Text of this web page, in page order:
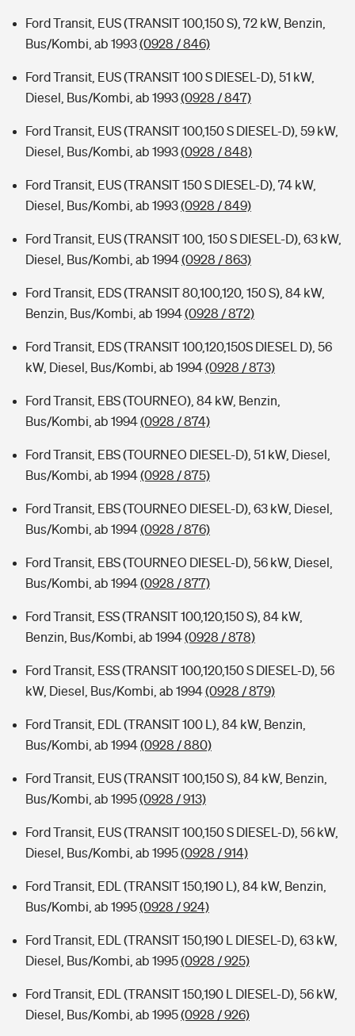
Ford Transit, EUS (TRANSIT 100,150 S), 72 kW, Benzin,
Bus/Kombi, ab 1993(0928 / 846)
Ford Transit, EUS (TRANSIT 100 S DIESEL-D), 51 kW,
Diesel, Bus/Kombi, ab 1993(0928 / 847)
Ford Transit, EUS (TRANSIT 100,150 S DIESEL-D), 59 kW,
Diesel, Bus/Kombi, ab 1993(0928 / 848)
Ford Transit, EUS (TRANSIT 150 S DIESEL-D), 74 kW,
Diesel, Bus/Kombi, ab 1993(0928 / 849)
Ford Transit, EUS (TRANSIT 100, 150 S DIESEL-D), 63 kW,
Diesel, Bus/Kombi, ab 1994(0928 / 863)
Ford Transit, EDS (TRANSIT 80,100,120, 150 S), 84 kW,
Benzin, Bus/Kombi, ab 1994(0928 / 872)
Ford Transit, EDS (TRANSIT 100,120,150S DIESEL D), 56
kW, Diesel, Bus/Kombi, ab 1994(0928 / 873)
Ford Transit, EBS (TOURNEO), 84 kW, Benzin,
Bus/Kombi, ab 1994(0928 / 874)
Ford Transit, EBS (TOURNEO DIESEL-D), 51 kW, Diesel,
Bus/Kombi, ab 1994(0928 / 875)
Ford Transit, EBS (TOURNEO DIESEL-D), 63 kW, Diesel,
Bus/Kombi, ab 1994(0928 / 876)
Ford Transit, EBS (TOURNEO DIESEL-D), 56 kW, Diesel,
Bus/Kombi, ab 1994(0928 / 877)
Ford Transit, ESS (TRANSIT 100,120,150 S), 84 kW,
Benzin, Bus/Kombi, ab 1994(0928 / 878)
Ford Transit, ESS (TRANSIT 100,120,150 S DIESEL-D), 56
kW, Diesel, Bus/Kombi, ab 1994(0928 / 879)
Ford Transit, EDL (TRANSIT 100 L), 84 kW, Benzin,
Bus/Kombi, ab 1994(0928 / 880)
Ford Transit, EUS (TRANSIT 100,150 S), 84 kW, Benzin,
Bus/Kombi, ab 1995(0928 / 913)
Ford Transit, EUS (TRANSIT 100,150 S DIESEL-D), 56 kW,
Diesel, Bus/Kombi, ab 1995(0928 / 914)
Ford Transit, EDL (TRANSIT 150,190 L), 84 kW, Benzin,
Bus/Kombi, ab 1995(0928 / 924)
Ford Transit, EDL (TRANSIT 150,190 L DIESEL-D), 63 kW,
Diesel, Bus/Kombi, ab 1995(0928 / 925)
Ford Transit, EDL (TRANSIT 150,190 L DIESEL-D), 56 kW,
Diesel, Bus/Kombi, ab 1995(0928 / 926)